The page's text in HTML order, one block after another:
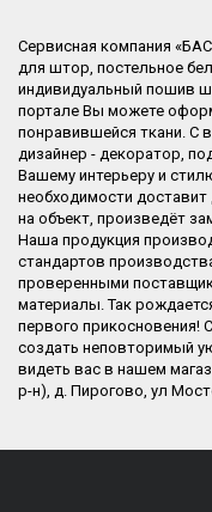
Сервисная компания
для штор, постельное
индивидуальный пошив
портале Вы можете
понравившейся ткани. С
дизайнер - декоратор,
Вашему интерьеру и
необходимости
на объект, произведёт
Наша продукция
стандартов
проверенными
материалы. Так
первого
создать неповторимый
видеть вас в нашем
р-н), д. Пирогово, ул